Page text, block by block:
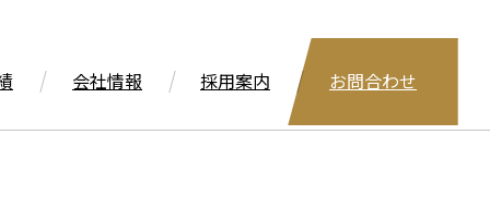
会社情報 採用案内 お問合わせ